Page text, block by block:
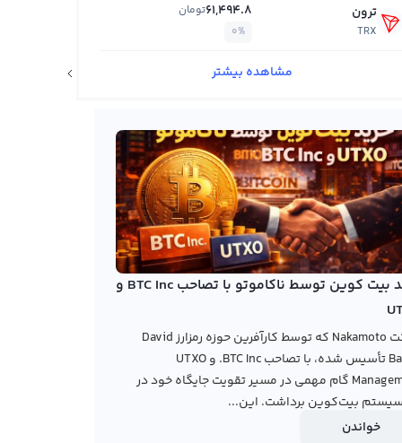
خرید بیت کوین توسط ناکاموتو با تصاحب BTC Inc و
شرکت Nakamoto که توسط کارآفرین حوزه رمزارز David
Bailey تأسیس شده، با تصاحب BTC Inc. و UTXO
Management گام مهمی در مسیر تقویت جایگاه خود در
بیت‌کوین برداشت. این...
خواندن
ترون
TRX
61,494.8تومان
0%
مشاهده بیشتر